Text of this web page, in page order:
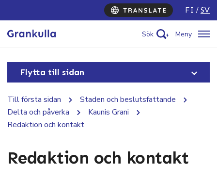
FI SV
Sök Meny
Flytta till sidan
Till första sidan
Staden och beslutsfattande
Delta och påverka
Kaunis Grani
Redaktion och kontakt
Redaktion och kontakt